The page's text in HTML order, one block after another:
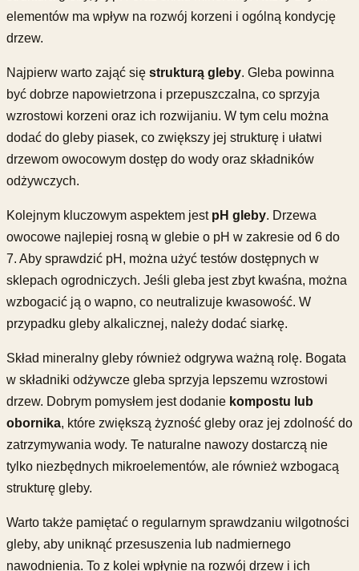
elementów ma wpływ na rozwój korzeni i ogólną kondycję
drzew.
Najpierw warto zająć się strukturą gleby. Gleba powinna
być dobrze napowietrzona i przepuszczalna, co sprzyja
wzrostowi korzeni oraz ich rozwijaniu. W tym celu można
dodać do gleby piasek, co zwiększy jej strukturę i ułatwi
drzewom owocowym dostęp do wody oraz składników
odżywczych.
Kolejnym kluczowym aspektem jest pH gleby. Drzewa
owocowe najlepiej rosną w glebie o pH w zakresie od 6 do
7. Aby sprawdzić pH, można użyć testów dostępnych w
sklepach ogrodniczych. Jeśli gleba jest zbyt kwaśna, można
wzbogacić ją o wapno, co neutralizuje kwasowość. W
przypadku gleby alkalicznej, należy dodać siarkę.
Skład mineralny gleby również odgrywa ważną rolę. Bogata
w składniki odżywcze gleba sprzyja lepszemu wzrostowi
drzew. Dobrym pomysłem jest dodanie kompostu lub
obornika, które zwiększą żyzność gleby oraz jej zdolność do
zatrzymywania wody. Te naturalne nawozy dostarczą nie
tylko niezbędnych mikroelementów, ale również wzbogacą
strukturę gleby.
Warto także pamiętać o regularnym sprawdzaniu wilgotności
gleby, aby uniknąć przesuszenia lub nadmiernego
nawodnienia. To z kolei wpłynie na rozwój drzew i ich